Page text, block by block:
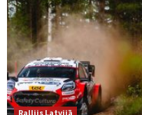
Rallijs Latvijā